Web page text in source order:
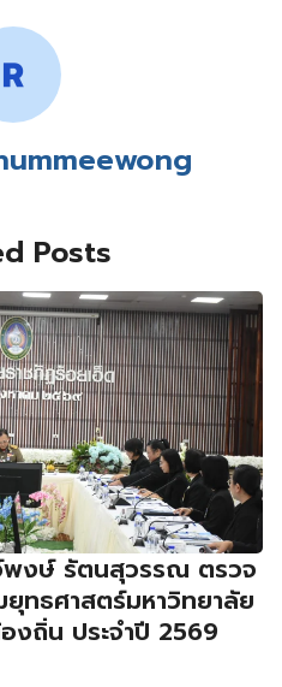
Posts
งษ์ รัตนสุวรรณ ตรวจ
ยุทธศาสตร์มหาวิทยาลัย
งถิ่น ประจำปี 2569